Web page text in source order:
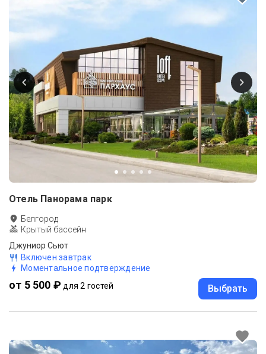
Отель Панорама парк
Белгород
Крытый бассейн
Джуниор Сьют
Включен завтрак
Моментальное подтверждение
от 5 500 ₽ для 2 гостей Выбрать